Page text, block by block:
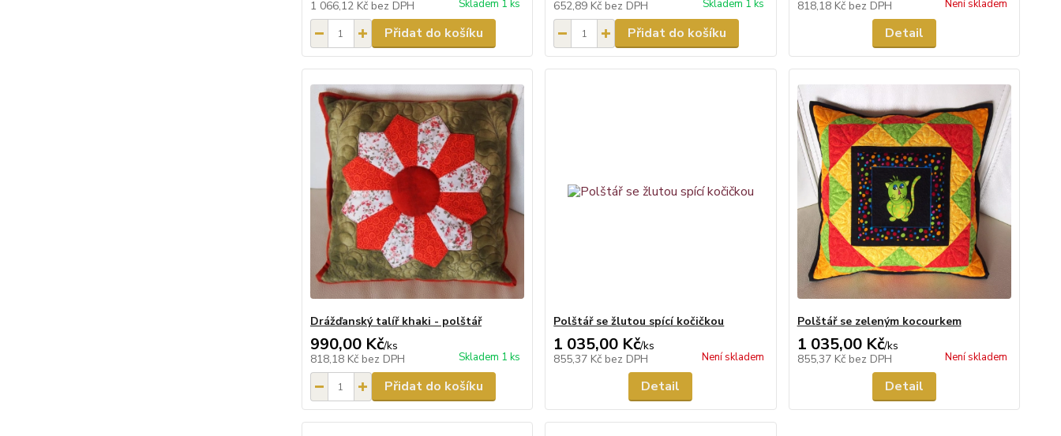
1 066,12 Kč bez DPH Skladem 1 ks
Přidat do košíku
652,89 Kč bez DPH Skladem 1 ks
Přidat do košíku
818,18 Kč bez DPH Není skladem
Detail
Drážďanský talíř khaki - polštář
990,00 Kč/ks
818,18 Kč bez DPH Skladem 1 ks
Přidat do košíku
Polštář se žlutou spící kočičkou
1 035,00 Kč/ks
855,37 Kč bez DPH Není skladem
Detail
Polštář se zeleným kocourkem
1 035,00 Kč/ks
855,37 Kč bez DPH Není skladem
Detail